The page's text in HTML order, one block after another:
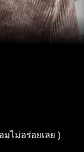
ไม่อร่อยเลย )